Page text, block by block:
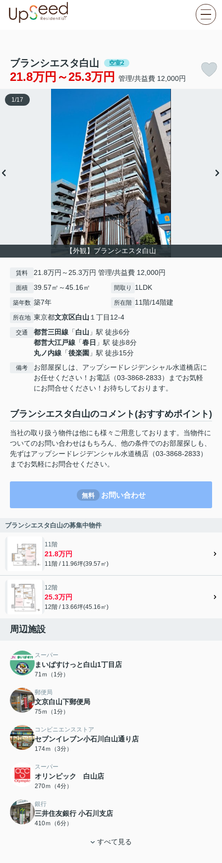
ブランシエスタ白山 空室2
21.8万円～25.3万円 管理/共益費 12,000円
【外観】ブランシエスタ白山
1 /17
賃料 21.8万円～25.3万円 管理/共益費 12,000円
面積 39.57㎡～45.16㎡ 間取り 1LDK
築年数 築7年 所在階 11階/14階建
所在地 東京都文京区白山 １丁目12-4
交通 都営三田線 「白山 」駅 徒歩6分
都営大江戸線 「春日 」駅 徒歩8分
丸ノ内線 「後楽園 」駅 徒歩15分
備考
お部屋探しは、アップシードレジデンシャル水道橋店に
お任せください！お電話（03-3868-2833）までお気軽
にお問合せください！お待ちしております。
ブランシエスタ白山のコメント(おすすめポイント)
当社の取り扱う物件は他にも様々ご用意しております。当物件に
ついてのお問い合わせはもちろん、他の条件でのお部屋探しも、
先ずはアップシードレジデンシャル水道橋店（03-3868-2833）
までお気軽にお問合せください。
無料 お問い合わせ
ブランシエスタ白山の募集中物件
11階
21.8万円
11階 / 11.96坪(39.57㎡)
12階
25.3万円
12階 / 13.66坪(45.16㎡)
周辺施設
スーパー
まいばすけっと白山1丁目店
71ｍ（1分）
郵便局
文京白山下郵便局
75ｍ（1分）
コンビニエンスストア
セブンイレブン小石川白山通り店
174ｍ（3分）
スーパー
オリンピック 白山店
270ｍ（4分）
銀行
三井住友銀行 小石川支店
410ｍ（6分）
すべて見る